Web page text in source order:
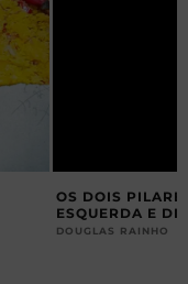
OS DOIS
ESQUERDA E
DOUGLAS RAINHO